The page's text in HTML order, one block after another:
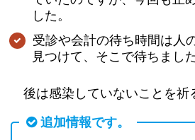
した。
受診や会計の待ち時間は人
見つけて、そこで待ちました
後は感染していないことを祈
追加情報です。